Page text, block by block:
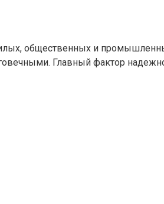
общественных и
Главный фактор